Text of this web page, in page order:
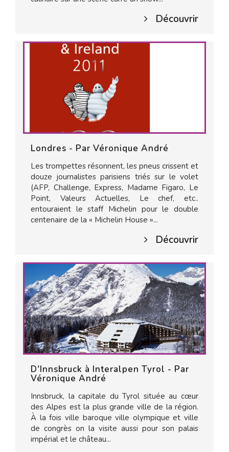
Découvrir
Londres - Par Véronique André
Les trompettes résonnent, les pneus crissent et
douze journalistes parisiens triés sur le volet
(AFP, Challenge, Express, Madame Figaro, Le
Point, Valeurs Actuelles, Le chef, etc..
entouraient le staff Michelin pour le double
centenaire de la « Michelin House »...
Découvrir
D'Innsbruck à Interalpen Tyrol - Par
Véronique André
Innsbruck, la capitale du Tyrol située au cœur
des Alpes est la plus grande ville de la région.
À la fois ville baroque ville olympique et ville
de congrès on la visite aussi pour son palais
impérial et le château...